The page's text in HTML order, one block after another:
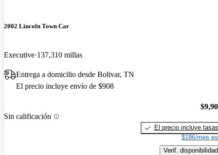
2002 Lincoln Town Car
Executive 137,310 millas
Entrega a domicilio desde Bolivar, TN
El precio incluye envío de $908
Sin calificación
El precio incluye tasas
$186/mes
Verif. disponibilidad